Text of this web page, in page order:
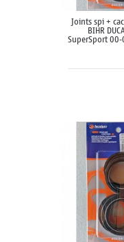
Joints spi +
BIHR
SuperSport